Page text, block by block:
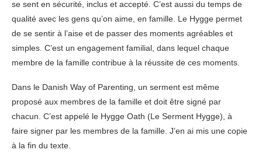
se sent en sécurité, inclus et accepté. C’est aussi du temps de
qualité avec les gens qu’on aime, en famille. Le Hygge permet
de se sentir à l’aise et de passer des moments agréables et
simples. C’est un engagement familial, dans lequel chaque
membre de la famille contribue à la réussite de ces moments.
Dans le Danish Way of Parenting, un serment est même
proposé aux membres de la famille et doit être signé par
chacun. C’est appelé le Hygge Oath (Le Serment Hygge), à
faire signer par les membres de la famille. J’en ai mis une copie
à la fin du texte.